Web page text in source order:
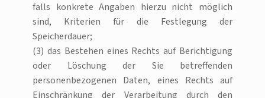
falls konkrete Angaben hierzu nicht möglich
sind, Kriterien für die Festlegung der
Speicherdauer;
(3) das Bestehen eines Rechts auf Berichtigung
oder Löschung der Sie betreffenden
personenbezogenen Daten, eines Rechts auf
Einschränkung der Verarbeitung durch den